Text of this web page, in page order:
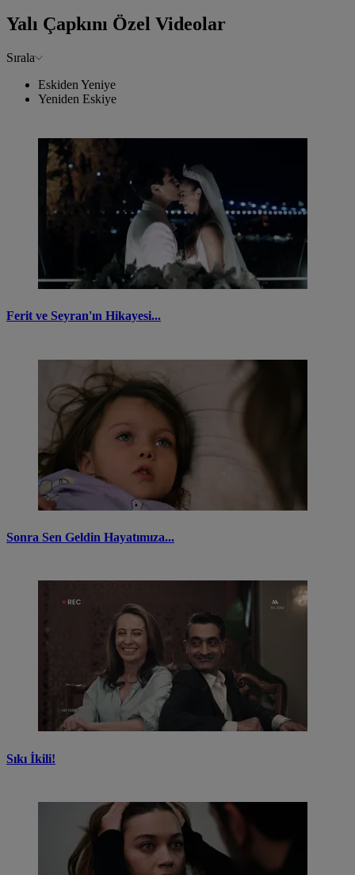
Yalı Çapkını Özel Videolar
Sırala
Eskiden Yeniye
Yeniden Eskiye
Ferit ve Seyran'ın Hikayesi...
Sonra Sen Geldin Hayatımıza...
Sıkı İkili!